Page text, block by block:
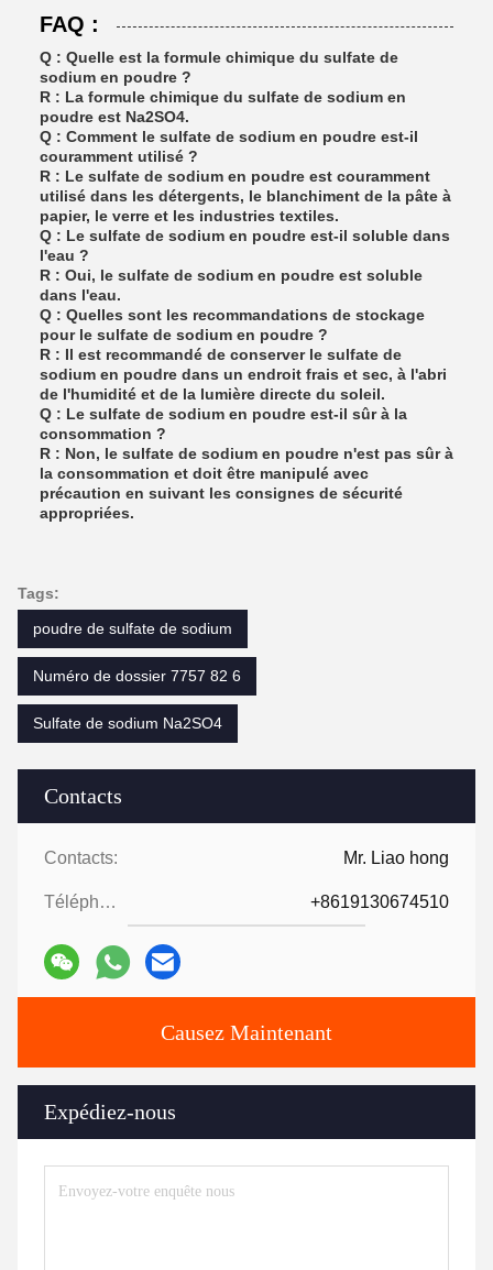
Contacts
Contacts: Mr. Liao hong
Téléphone: +8619130674510
Causez Maintenant
Expédiez-nous
FAQ :
Q : Quelle est la formule chimique du sulfate de
sodium en poudre ?
R : La formule chimique du sulfate de sodium en
poudre est Na2SO4.
Q : Comment le sulfate de sodium en poudre est-il
couramment utilisé ?
R : Le sulfate de sodium en poudre est couramment
utilisé dans les détergents, le blanchiment de la pâte à
papier, le verre et les industries textiles.
Q : Le sulfate de sodium en poudre est-il soluble dans
l'eau ?
R : Oui, le sulfate de sodium en poudre est soluble
dans l'eau.
Q : Quelles sont les recommandations de stockage
pour le sulfate de sodium en poudre ?
R : Il est recommandé de conserver le sulfate de
sodium en poudre dans un endroit frais et sec, à l'abri
de l'humidité et de la lumière directe du soleil.
Q : Le sulfate de sodium en poudre est-il sûr à la
consommation ?
R : Non, le sulfate de sodium en poudre n'est pas sûr à
la consommation et doit être manipulé avec
précaution en suivant les consignes de sécurité
appropriées.
Tags:
poudre de sulfate de sodium
Numéro de dossier 7757 82 6
Sulfate de sodium Na2SO4